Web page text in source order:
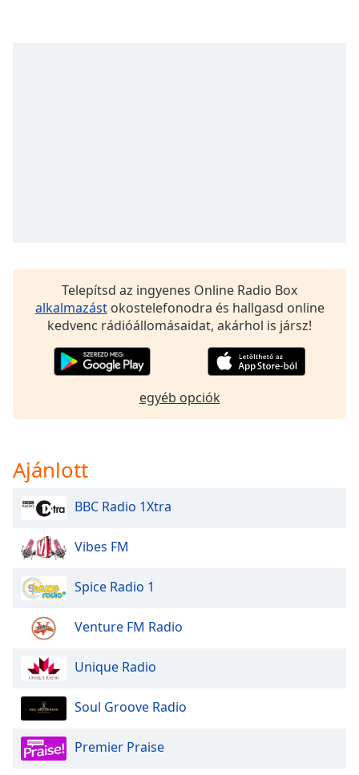
Close
Dialog
dialog
Telepítsd az ingyenes Online Radio Box
alkalmazástokostelefonodra és hallgasd online
kedvenc rádióállomásaidat, akárhol is jársz!
egyéb opciók
Ajánlott
BBC Radio 1Xtra
Vibes FM
Spice Radio 1
Venture FM Radio
Unique Radio
Soul Groove Radio
Premier Praise